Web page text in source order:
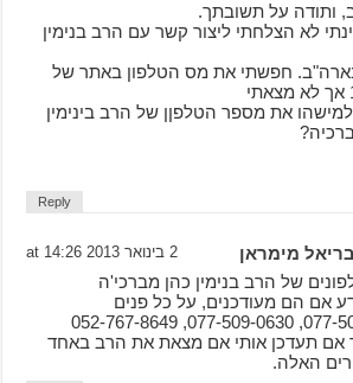
ותודה על תשובתך.
לא הצלחתי ליצור קשר עם הרב בנימין
חפשתי את מס הטלפון באתר של
למישהו את מספר הטלפןן של הרב בינימין
Reply
מימראן 2 בינואר 2013 at 14:26
של הרב בנימין כהן מברכי'ה
אם הם מעודכנים, על כל פנים
077-507-0465,
אם תעדכן אותי אם מצאת את הרב באחד
האלה.